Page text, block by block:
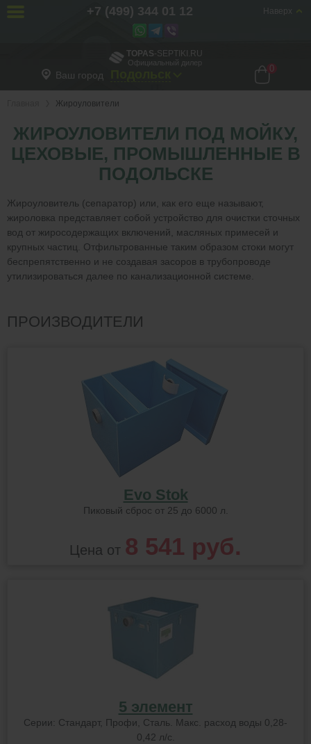
TOPAS-SEPTIKI.RU
Официальный дилер
Ваш город
0
Жироуловители
ЖИРОУЛОВИТЕЛИ ПОД МОЙКУ,
ЦЕХОВЫЕ, ПРОМЫШЛЕННЫЕ В
ПОДОЛЬСКЕ
Жироуловитель (сепаратор) или, как его еще называют,
жироловка представляет собой устройство для очистки сточных
вод от жиросодержащих включений, масляных примесей и
крупных частиц. Отфильтрованные таким образом стоки могут
беспрепятственно и не создавая засоров в трубопроводе
утилизироваться далее по канализационной системе.
ПРОИЗВОДИТЕЛИ
Evo Stok
Пиковый сброс от 25 до 6000 л.
Цена от 8 541 руб.
5 элемент
Серии: Стандарт, Профи, Сталь. Макс. расход воды 0,28-
0,42 л/с.
Наверх
+7 (499) 344 01 12